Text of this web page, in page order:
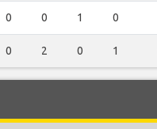
0 0 1 0
0 2 0 1